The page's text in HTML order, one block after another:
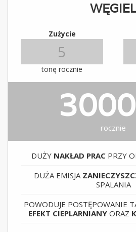
Zużycie
tonę rocznie
rocznie
DUŻY NAKŁAD PRAC PRZY
DUŻA EMISJA
SPALANIA
POWODUJE POSTĘPOWANIE
EFEKT CIEPLARNIANYORAZ